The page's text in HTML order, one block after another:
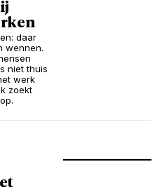
daar
wennen.
niet thuis
werk
zoekt